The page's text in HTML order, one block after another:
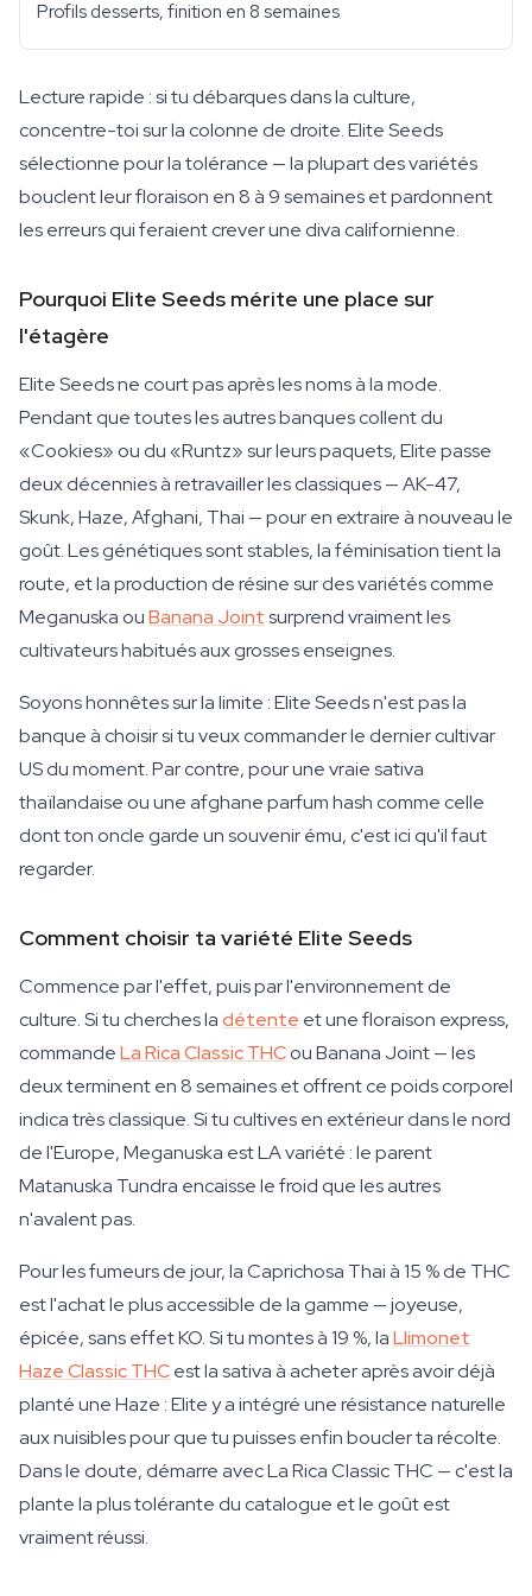
Profils desserts, finition en 8 semaines
Lecture rapide : si tu débarques dans la culture,
concentre-toi sur la colonne de droite. Elite Seeds
sélectionne pour la tolérance — la plupart des variétés
bouclent leur floraison en 8 à 9 semaines et pardonnent
les erreurs qui feraient crever une diva californienne.
Pourquoi Elite Seeds mérite une place sur
l'étagère
Elite Seeds ne court pas après les noms à la mode.
Pendant que toutes les autres banques collent du
«Cookies» ou du «Runtz» sur leurs paquets, Elite passe
deux décennies à retravailler les classiques — AK-47,
Skunk, Haze, Afghani, Thai — pour en extraire à nouveau le
goût. Les génétiques sont stables, la féminisation tient la
route, et la production de résine sur des variétés comme
Meganuska ouBanana Jointsurprend vraiment les
cultivateurs habitués aux grosses enseignes.
Soyons honnêtes sur la limite : Elite Seeds n'est pas la
banque à choisir si tu veux commander le dernier cultivar
US du moment. Par contre, pour une vraie sativa
thaïlandaise ou une afghane parfum hash comme celle
dont ton oncle garde un souvenir ému, c'est ici qu'il faut
regarder.
Comment choisir ta variété Elite Seeds
Commence par l'effet, puis par l'environnement de
culture. Si tu cherches ladétente et une floraison express,
commandeLa Rica Classic THCou Banana Joint — les
deux terminent en 8 semaines et offrent ce poids corporel
indica très classique. Si tu cultives en extérieur dans le nord
de l'Europe, Meganuska est LA variété : le parent
Matanuska Tundra encaisse le froid que les autres
n'avalent pas.
Pour les fumeurs de jour, la Caprichosa Thai à 15 % de THC
est l'achat le plus accessible de la gamme — joyeuse,
épicée, sans effet KO. Si tu montes à 19 %, laLlimonet
Haze Classic THCest la sativa à acheter après avoir déjà
planté une Haze : Elite y a intégré une résistance naturelle
aux nuisibles pour que tu puisses enfin boucler ta récolte.
Dans le doute, démarre avec La Rica Classic THC — c'est la
plante la plus tolérante du catalogue et le goût est
vraiment réussi.